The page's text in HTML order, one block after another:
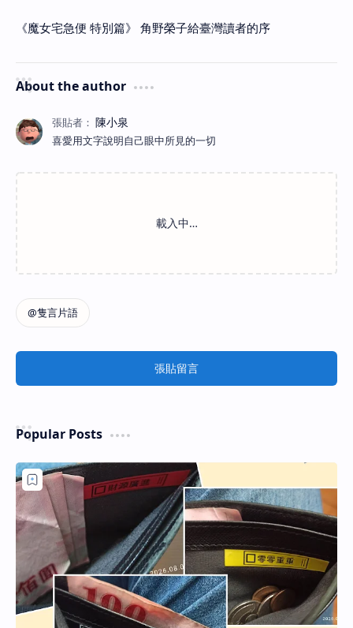
《魔女宅急便 特別篇》 角野榮子給臺灣讀者的序
About the author
喜愛用文字說明自己眼中所見的一切
張貼留言
Popular Posts